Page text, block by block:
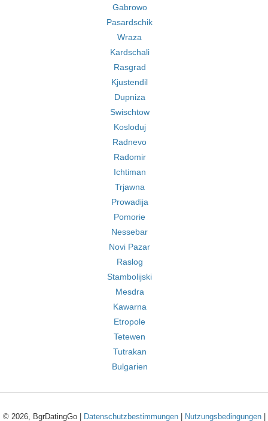
Gabrowo
Pasardschik
Wraza
Kardschali
Rasgrad
Kjustendil
Dupniza
Swischtow
Kosloduj
Radnevo
Radomir
Ichtiman
Trjawna
Prowadija
Pomorie
Nessebar
Novi Pazar
Raslog
Stambolijski
Mesdra
Kawarna
Etropole
Tetewen
Tutrakan
Bulgarien
© 2026, BgrDatingGo | Datenschutzbestimmungen| Nutzungsbedingungen|